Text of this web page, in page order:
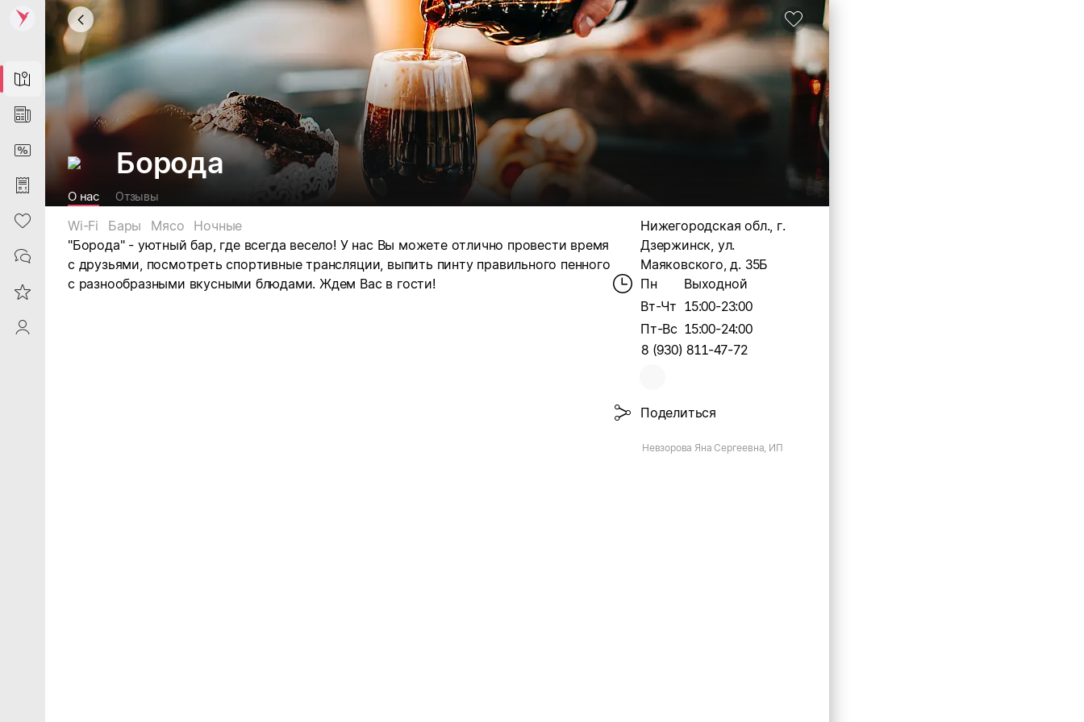
Map
News
DiscountCard
Purchases
Heart
Contacts
Reviews
ProfileSaby
Борода
О нас Отзывы
Wi-Fi Бары Мясо
Ночные
"Борода" - уютный бар, где всегда весело! У нас Вы можете отлично провести время
с друзьями, посмотреть спортивные трансляции, выпить пинту правильного пенного
с разнообразными вкусными блюдами. Ждем Вас в гости!
Нижегородская обл., г.
Дзержинск, ул.
Маяковского, д. 35Б
Пн
Выходной
Вт-Чт 15:00-23:00
Пт-Вс 15:00-24:00
8 (930) 811-47-72
Поделиться
Невзорова Яна Сергеевна, ИП